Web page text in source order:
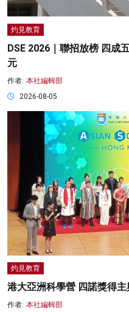
灼見教育
DSE 2026｜聯招放榜 四成
元
作者: 本社編輯部
2026-08-05
灼見教育
港大亞洲科學營 四諾獎得
作者: 本社編輯部